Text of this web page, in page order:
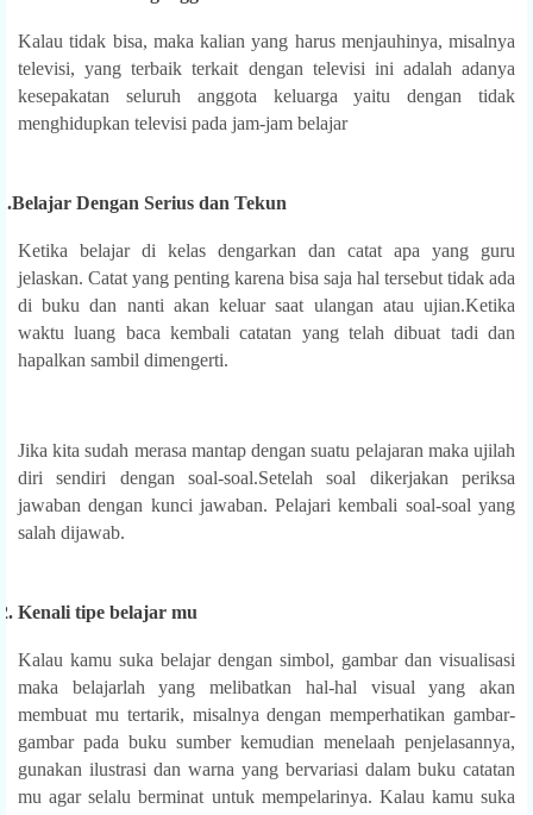
Kalau tidak bisa, maka kalian yang harus menjauhinya, misalnya
televisi, yang terbaik terkait dengan televisi ini adalah adanya
kesepakatan seluruh anggota keluarga yaitu dengan tidak
menghidupkan televisi pada jam-jam belajar
Belajar Dengan Serius dan Tekun
Ketika belajar di kelas dengarkan dan catat apa yang guru
jelaskan. Catat yang penting karena bisa saja hal tersebut tidak ada
di buku dan nanti akan keluar saat ulangan atau ujian.Ketika
waktu luang baca kembali catatan yang telah dibuat tadi dan
hapalkan sambil dimengerti.
Jika kita sudah merasa mantap dengan suatu pelajaran maka ujilah
diri sendiri dengan soal-soal.Setelah soal dikerjakan periksa
jawaban dengan kunci jawaban. Pelajari kembali soal-soal yang
salah dijawab.
Kenali tipe belajar mu
Kalau kamu suka belajar dengan simbol, gambar dan visualisasi
maka belajarlah yang melibatkan hal-hal visual yang akan
membuat mu tertarik, misalnya dengan memperhatikan gambar-
gambar pada buku sumber kemudian menelaah penjelasannya,
gunakan ilustrasi dan warna yang bervariasi dalam buku catatan
mu agar selalu berminat untuk mempelarinya. Kalau kamu suka